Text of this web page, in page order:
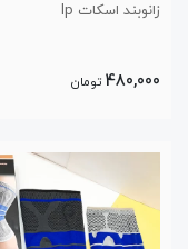
زانوبند اسکات lp
480,000 تومان